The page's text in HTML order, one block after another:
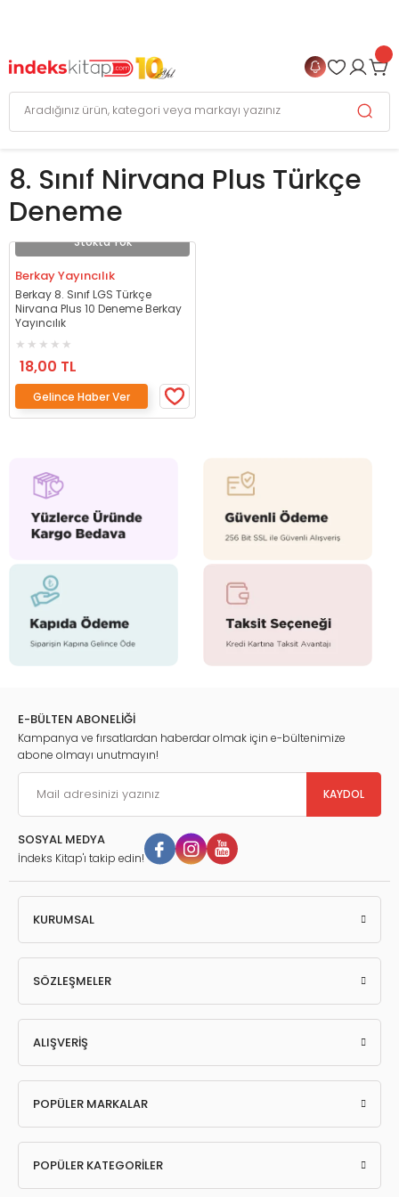
8. Sınıf Nirvana Plus Türkçe
Deneme
Stokta Yok
Berkay Yayıncılık
Berkay 8. Sınıf LGS Türkçe
Nirvana Plus 10 Deneme Berkay
Yayıncılık
18,00 TL
Gelince Haber Ver
E-BÜLTEN ABONELİĞİ
Kampanya ve fırsatlardan haberdar olmak için e-bültenimize
abone olmayı unutmayın!
KAYDOL
SOSYAL MEDYA
İndeks Kitap'ı takip edin!
KURUMSAL
SÖZLEŞMELER
ALIŞVERİŞ
POPÜLER MARKALAR
POPÜLER KATEGORİLER